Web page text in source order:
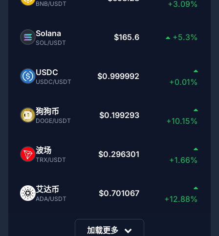
BNB/USDT +3.09%
Solana
SOL/USDT
$165.6 +5.3%
USDC
USDC/USDT
$0.999992
+0.01%
狗狗币
DOGE/USDT
$0.199293
+10.15%
波场
TRX/USDT
$0.296301
+1.66%
艾达币
ADA/USDT
$0.701067
+12.88%
加载更多